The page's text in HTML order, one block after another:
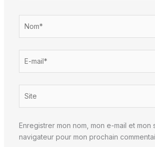
mail*
Enregistrer mon nom, mon e-mail et mon
navigateur pour mon prochain